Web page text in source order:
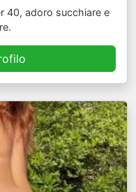
40, adoro succhiare e